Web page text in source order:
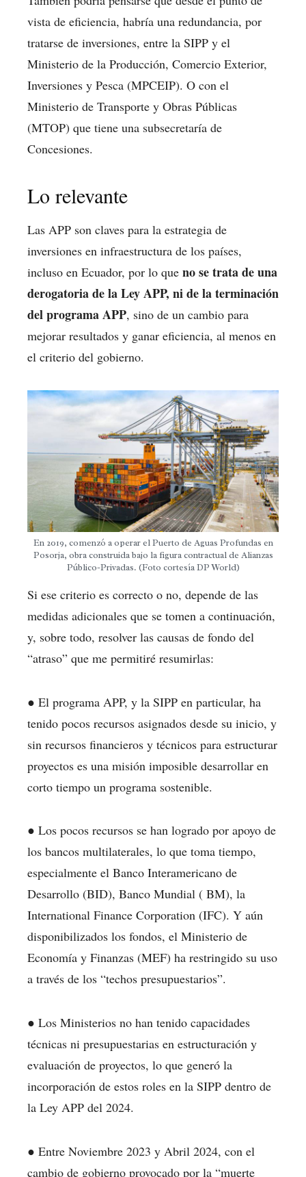
vista de eficiencia, habría una redundancia, por
tratarse de inversiones, entre la SIPP y el
Ministerio de la Producción, Comercio Exterior,
Inversiones y Pesca (MPCEIP). O con el
Ministerio de Transporte y Obras Públicas
(MTOP) que tiene una subsecretaría de
Concesiones.
Lo relevante
Las APP son claves para la estrategia de
inversiones en infraestructura de los países,
incluso en Ecuador, por lo que no se trata de una
derogatoria de la Ley APP, ni de la terminación
del programa APP, sino de un cambio para
mejorar resultados y ganar eficiencia, al menos en
el criterio del gobierno.
En 2019, comenzó a operar el Puerto de Aguas Profundas en
Posorja, obra construida bajo la figura contractual de Alianzas
Público-Privadas. (Foto cortesía DP World)
Si ese criterio es correcto o no, depende de las
medidas adicionales que se tomen a continuación,
y, sobre todo, resolver las causas de fondo del
“atraso” que me permitiré resumirlas:
● El programa APP, y la SIPP en particular, ha
tenido pocos recursos asignados desde su inicio, y
sin recursos financieros y técnicos para estructurar
proyectos es una misión imposible desarrollar en
corto tiempo un programa sostenible.
● Los pocos recursos se han logrado por apoyo de
los bancos multilaterales, lo que toma tiempo,
especialmente el Banco Interamericano de
Desarrollo (BID), Banco Mundial ( BM), la
International Finance Corporation (IFC). Y aún
disponibilizados los fondos, el Ministerio de
Economía y Finanzas (MEF) ha restringido su uso
a través de los “techos presupuestarios”.
● Los Ministerios no han tenido capacidades
técnicas ni presupuestarias en estructuración y
evaluación de proyectos, lo que generó la
incorporación de estos roles en la SIPP dentro de
la Ley APP del 2024.
● Entre Noviembre 2023 y Abril 2024, con el
cambio de gobierno provocado por la “muerte